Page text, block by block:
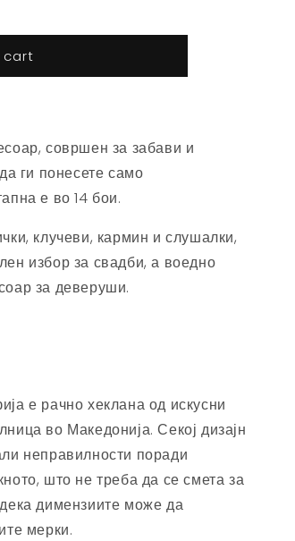
cart
совршен за забави и
ги понесете само
е во 14 бои.
клучеви, кармин и слушалки,
избор за свадби, а воедно
за деверуши.
е рачно хеклана од искусни
во Македонија. Секој дизајн
неправилности поради
што не треба да се смета за
димензиите може да
мерки.